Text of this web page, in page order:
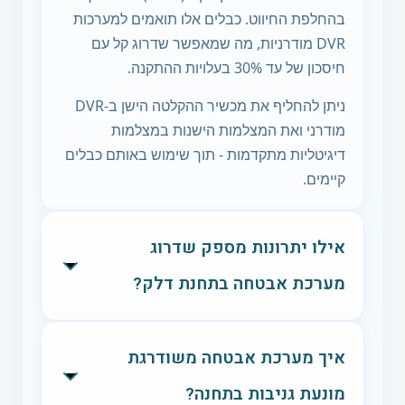
בהחלפת החיווט. כבלים אלו תואמים למערכות
DVR מודרניות, מה שמאפשר שדרוג קל עם
חיסכון של עד 30% בעלויות ההתקנה.
ניתן להחליף את מכשיר ההקלטה הישן ב-DVR
מודרני ואת המצלמות הישנות במצלמות
דיגיטליות מתקדמות - תוך שימוש באותם כבלים
קיימים.
אילו יתרונות מספק שדרוג
מערכת אבטחה בתחנת דלק?
משמעותיים:
חיסכון של עד 30% בעלויות הודות לשימוש
איך מערכת אבטחה משודרגת
מונעת גניבות בתחנה?